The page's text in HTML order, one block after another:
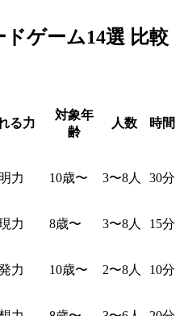
ゲーム14選 比較
る力
対象年
齢
人数 時間
力 10歳〜 3〜8人 30分
力 8歳〜 3〜8人 15分
力 10歳〜 2〜8人 10分